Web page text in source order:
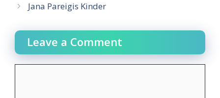
Jana Pareigis Kinder
Leave a Comment